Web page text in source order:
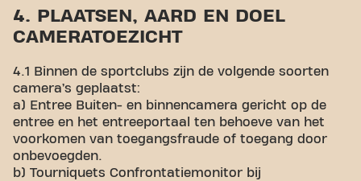
4. PLAATSEN, AARD EN DOEL
CAMERATOEZICHT
4.1 Binnen de sportclubs zijn de volgende soorten
camera’s geplaatst:
a) Entree Buiten- en binnencamera gericht op de
entree en het entreeportaal ten behoeve van het
voorkomen van toegangsfraude of toegang door
onbevoegden.
b) Tourniquets Confrontatiemonitor bij